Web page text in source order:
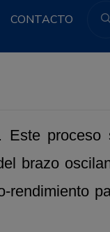
CONTACTO
Este proceso
brazo
rendimiento